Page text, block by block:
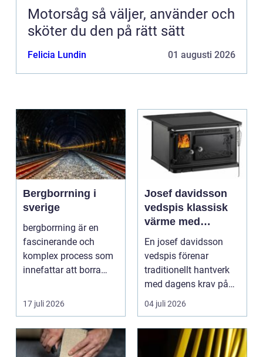
Motorsåg så väljer, använder och
sköter du den på rätt sätt
Felicia Lundin 01 augusti 2026
Bergborrning i
sverige
bergborrning är en
fascinerande och
komplex process som
innefattar att borra
minerale...
17 juli 2026
Josef davidsson
vedspis klassisk
värme med
modern funktion
En josef davidsson
vedspis förenar
traditionellt hantverk
med dagens krav på
effektiv, trygg och mil...
04 juli 2026